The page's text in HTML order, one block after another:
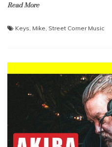
Read More
Keys Mike Street Corner Music